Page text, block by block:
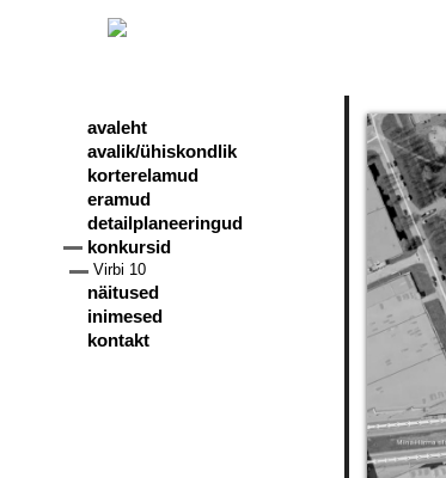
avaleht
avalik/ühiskondlik
korterelamud
eramud
detailplaneeringud
konkursid
Virbi 10
näitused
inimesed
kontakt